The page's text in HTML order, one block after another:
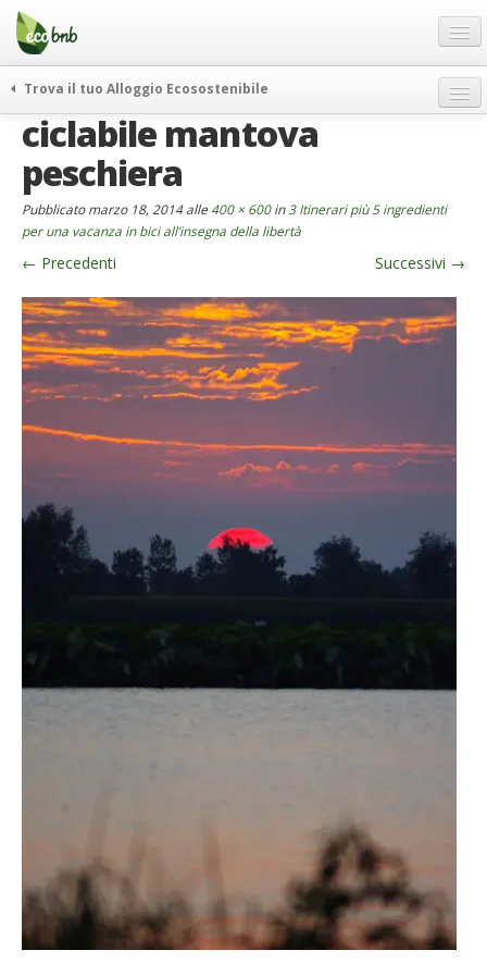
Menu
Salta
contenuto
Offerte Speciali
Regali
FAQ
Chi Siamo
Partner
Contatti
Italiano
German
English
Spanish
French
Italiano
Trova il tuo Alloggio Ecosostenibile
weekend green
curiosità
vivere e viaggiare verde
news ed eventi
rassegna stampa
ciclabile mantova
peschiera
Pubblicatomarzo 18, 2014alle400 × 600in 3 Itinerari più 5 ingredienti
per una vacanza in bici all’insegna della libertà
← Precedenti Successivi →